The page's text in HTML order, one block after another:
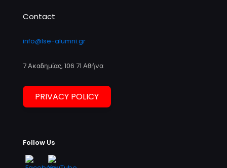
Contact
info@lse-alumni.gr
7 Ακαδημίας, 106 71 Αθήνα
PRIVACY POLICY
Follow Us